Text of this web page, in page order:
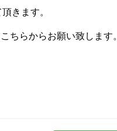
きます。
ちらからお願い致します。